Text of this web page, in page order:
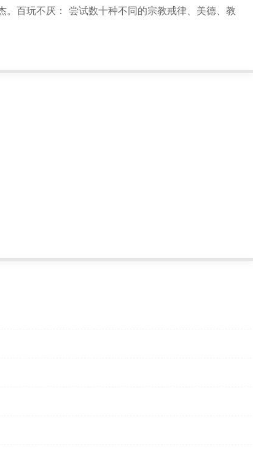
。百玩不厌： 尝试数十种不同的宗教戒律、美德、教
*